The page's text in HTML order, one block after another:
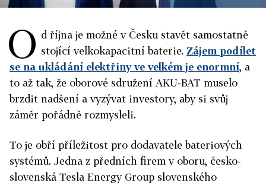
O d října je možné v Česku stavět samostatně
stojící velkokapacitní baterie. Zájem podílet
se na ukládání elektřiny ve velkém je enormní, a
to až tak, že oborové sdružení AKU-BAT muselo
brzdit nadšení a vyzývat investory, aby si svůj
záměr pořádně rozmysleli.
To je obří příležitost pro dodavatele bateriových
systémů. Jedna z předních firem v oboru, česko-
slovenská Tesla Energy Group slovenského